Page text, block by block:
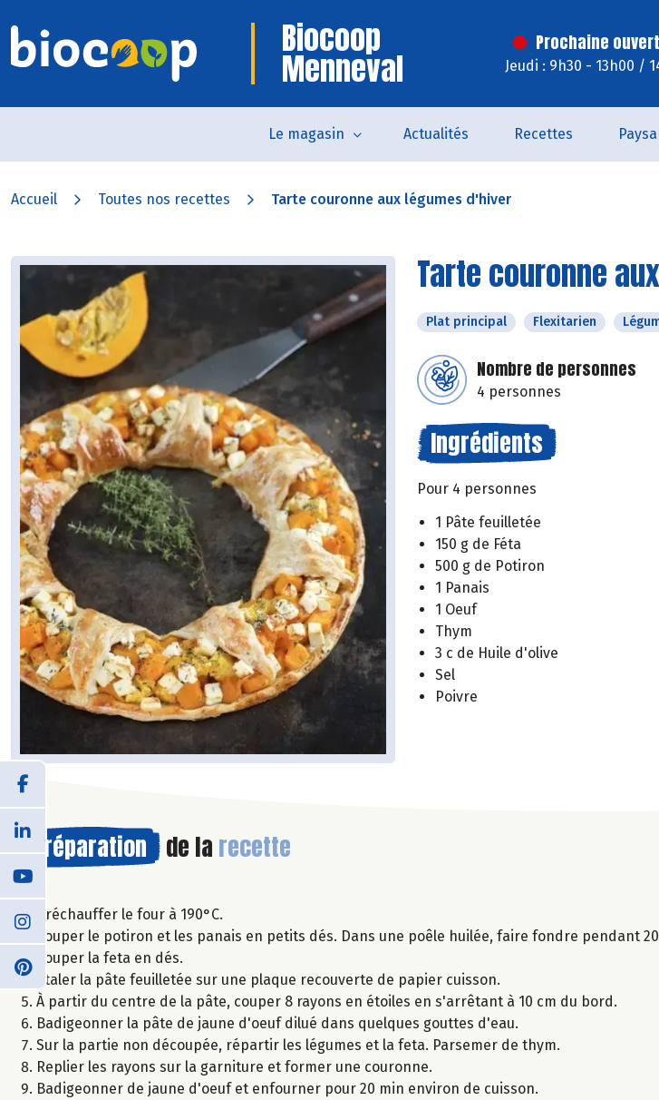
Biocoop
Menneval
Prochaine
Jeudi : 9h30 - 13h00 /
Le magasin Actualités Recettes
Accueil Toutes nos recettes Tarte couronne aux légumes d'hiver
Tarte couronne
Plat principal Flexitarien
Nombre de personnes
4 personnes
Ingrédients
Pour 4 personnes
1 Pâte feuilletée
150 g de Féta
500 g de Potiron
1 Panais
1 Oeuf
Thym
3 c de Huile d'olive
Sel
Poivre
Préparation de la recette
Préchauffer le four à 190°C.
Couper le potiron et les panais en petits dés. Dans une poêle huilée, faire fondre pendant
Couper la feta en dés.
Etaler la pâte feuilletée sur une plaque recouverte de papier cuisson.
À partir du centre de la pâte, couper 8 rayons en étoiles en s'arrêtant à 10 cm du bord.
Badigeonner la pâte de jaune d'oeuf dilué dans quelques gouttes d'eau.
Sur la partie non découpée, répartir les légumes et la feta. Parsemer de thym.
Replier les rayons sur la garniture et former une couronne.
Badigeonner de jaune d'oeuf et enfourner pour 20 min environ de cuisson.